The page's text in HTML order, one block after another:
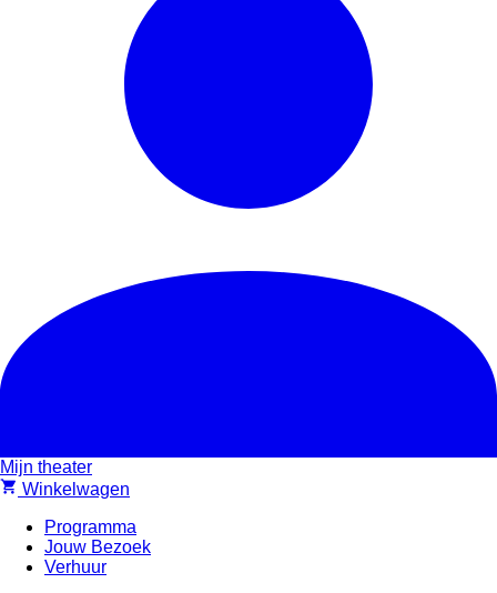
Mijn theater
shopping_cart Winkelwagen
Programma
Jouw Bezoek
Verhuur